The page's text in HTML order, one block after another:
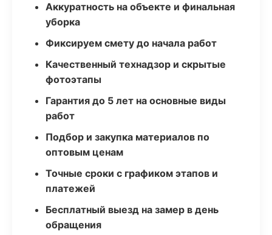
Аккуратность на объекте и финальная
уборка
Фиксируем смету до начала работ
Качественный технадзор и скрытые
фотоэтапы
Гарантия до 5 лет на основные виды
работ
Подбор и закупка материалов по
оптовым ценам
Точные сроки с графиком этапов и
платежей
Бесплатный выезд на замер в день
обращения